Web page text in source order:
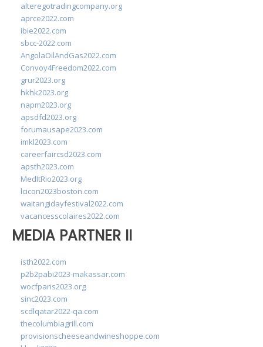
alteregotradingcompany.org
aprce2022.com
ibie2022.com
sbcc-2022.com
AngolaOilAndGas2022.com
Convoy4Freedom2022.com
grur2023.org
hkhk2023.org
napm2023.org
apsdfd2023.org
forumausape2023.com
imkl2023.com
careerfaircsd2023.com
apsth2023.com
MedItRio2023.org
lcicon2023boston.com
waitangidayfestival2022.com
vacancesscolaires2022.com
MEDIA PARTNER II
isth2022.com
p2b2pabi2023-makassar.com
wocfparis2023.org
sinc2023.com
scdlqatar2022-qa.com
thecolumbiagrill.com
provisionscheeseandwineshoppe.com